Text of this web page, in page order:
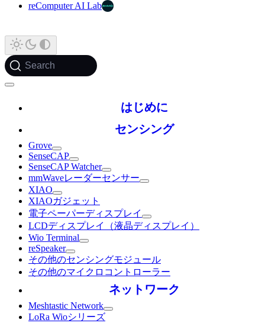
reComputer AI Lab
Search
はじめに
センシング
Grove
SenseCAP
SenseCAP Watcher
mmWaveレーダーセンサー
XIAO
XIAOガジェット
電子ペーパーディスプレイ
LCDディスプレイ（液晶ディスプレイ）
Wio Terminal
reSpeaker
その他のセンシングモジュール
その他のマイクロコントローラー
ネットワーク
Meshtastic Network
LoRa Wioシリーズ